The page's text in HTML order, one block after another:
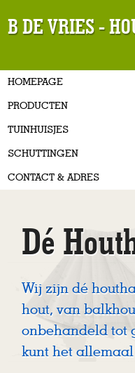
B DE VRIES -
HOMEPAGE
PRODUCTEN
TUINHUISJES
SCHUTTINGEN
CONTACT & ADRES
Dé
Wij zijn dé
hout, van
onbehandeld tot
kunt het